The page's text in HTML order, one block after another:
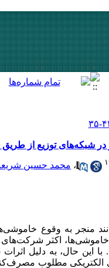
در شبکه‌های توزیع از
۱ ، محمد حسین
منجر به وقوع
اکثر شرکت‌های
این حال، به دلیل
الکتریکی مطلوب